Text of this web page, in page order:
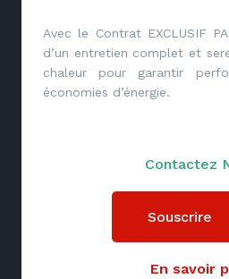
Avec le Contrat EXCLUSIF
d’un entretien complet et
chaleur pour garantir
économies d’énergie.
Contactez
Souscrire
En savoir